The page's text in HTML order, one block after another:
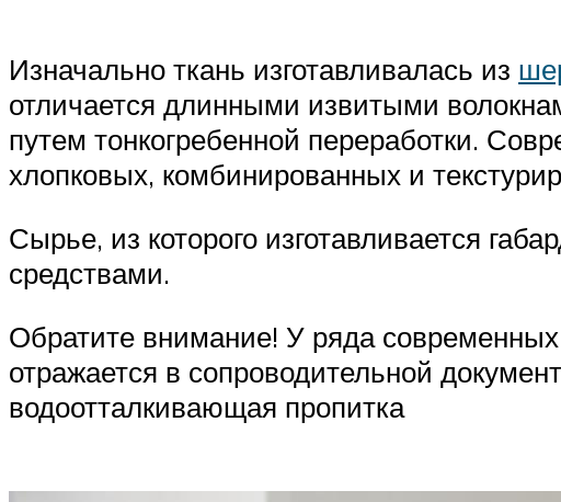
Изначально ткань изготавливалась из
отличается длинными извитыми
путем тонкогребенной переработки.
хлопковых, комбинированных и
Сырье, из которого изготавливается
средствами.
Обратите внимание! У ряда
отражается в сопроводительной
водоотталкивающая пропитка